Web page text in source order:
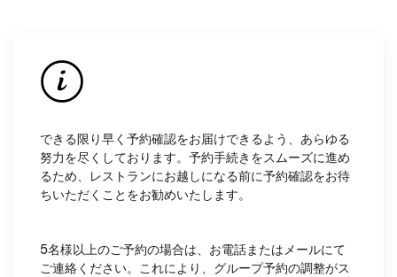
できる限り早く予約確認をお届けできるよう、あらゆる
努力を尽くしております。予約手続きをスムーズに進め
るため、レストランにお越しになる前に予約確認をお待
ちいただくことをお勧めいたします。
5名様以上のご予約の場合は、お電話またはメールにて
ご連絡ください。これにより、グループ予約の調整がス